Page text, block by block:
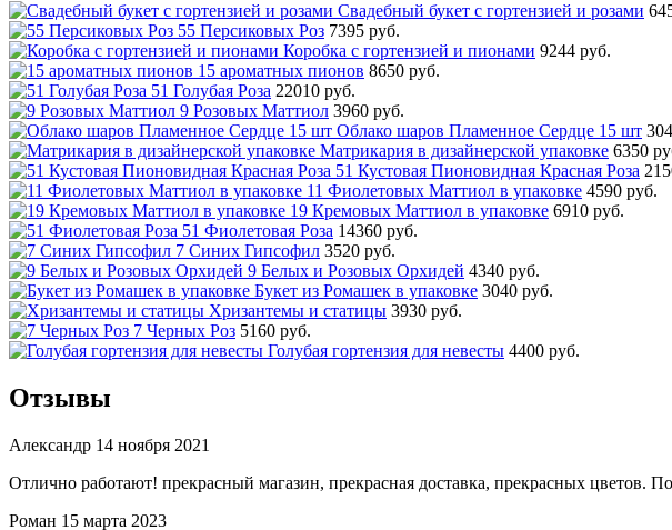
Свадебный букет с гортензией и розами
55 Персиковых Роз 7395 руб.
Коробка с гортензией и пионами 9244 руб.
15 ароматных пионов 8650 руб.
51 Голубая Роза 22010 руб.
9 Розовых Маттиол 3960 руб.
Облако шаров Пламенное Сердце 15 шт
Матрикария в дизайнерской упаковке 6350
51 Кустовая Пионовидная Красная Роза
11 Фиолетовых Маттиол в упаковке 4590 руб.
19 Кремовых Маттиол в упаковке 6910 руб.
51 Фиолетовая Роза 14360 руб.
7 Синих Гипсофил 3520 руб.
9 Белых и Розовых Орхидей 4340 руб.
Букет из Ромашек в упаковке 3040 руб.
Хризантемы и статицы 3930 руб.
7 Черных Роз 5160 руб.
Голубая гортензия для невесты 4400 руб.
Отзывы
Александр 14 ноября 2021
Отлично работают! прекрасный магазин, прекрасная доставка, прекрасных цветов.
Роман 15 марта 2023